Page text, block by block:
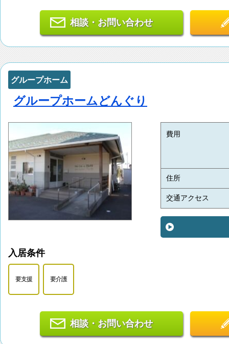
相談・お問い合わせ
グループホーム
グループホームどんぐり
費用
住所
交通アクセス
入居条件
要支援 要介護
相談・お問い合わせ